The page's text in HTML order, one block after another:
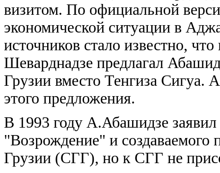
визитом. По официальной
экономической ситуации в
источников стало известно,
Шеварднадзе предлагал
Грузии вместо Тенгиза Сигуа.
этого предложения.
В 1993 году А.Абашидзе
"Возрождение" и
Грузии (СГГ), но к СГГ не